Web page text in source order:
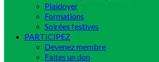
Plaidoyer
Formations
Soirées festives
PARTICIPEZ
Devenez membre
Faites un don